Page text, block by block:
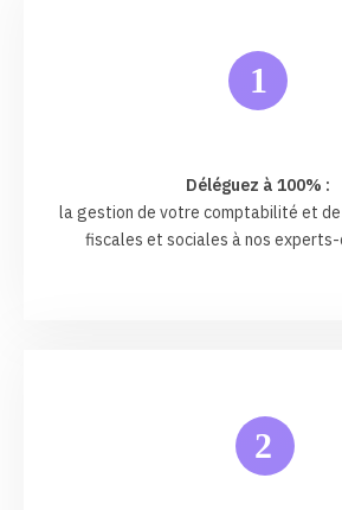
1
Déléguez à 100% :
la gestion de votre comptabilité et
fiscales et sociales à nos
2